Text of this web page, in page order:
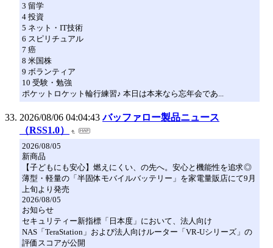
3 留学
4 投資
5 ネット・IT技術
6 スピリチュアル
7 癌
8 米国株
9 ボランティア
10 受験・勉強
ポケットロケット輪行練習♪ 本日は本来なら忘年会であ...
2026/08/06 04:04:43 バッファロー製品ニュース
（RSS1.0）
2026/08/05
新商品
【子どもにも安心】燃えにくい、の先へ。安心と機能性を追求◎
薄型・軽量の「半固体モバイルバッテリー」を家電量販店にて9月
上旬より発売
2026/08/05
お知らせ
セキュリティー新指標「日本度」において、法人向け
NAS「TeraStation」および法人向けルーター「VR-Uシリーズ」の
評価スコアが公開